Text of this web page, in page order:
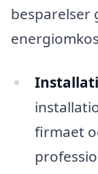
besparelser
firmaet